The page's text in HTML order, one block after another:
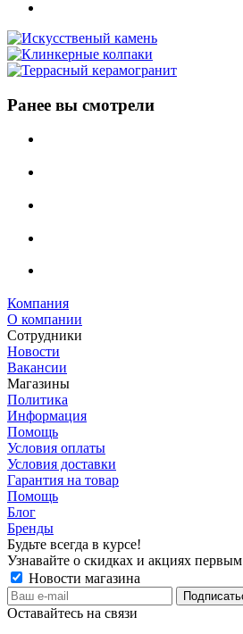
Ранее вы смотрели
Компания
О компании
Сотрудники
Новости
Вакансии
Магазины
Политика
Информация
Помощь
Условия оплаты
Условия доставки
Гарантия на товар
Помощь
Блог
Бренды
Будьте всегда в курсе!
Узнавайте о скидках и акциях первым
Новости магазина
Оставайтесь на связи